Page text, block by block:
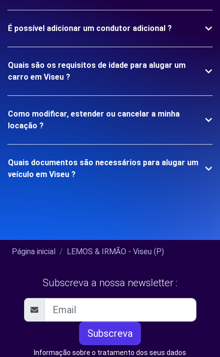
É possível adicionar um condutor adicional ?
Quais são os requisitos de idade para alugar um
carro em Viseu ?
Como modificar, estender ou cancelar a minha
locação ?
Quais documentos são necessários para alugar um
veículo em Viseu ?
Página inicial LEMOS & IRMÃO - Viseu (P)
Subscreva a nossa newsletter :
Subscreva
Informação sobre o tratamento dos seus dados